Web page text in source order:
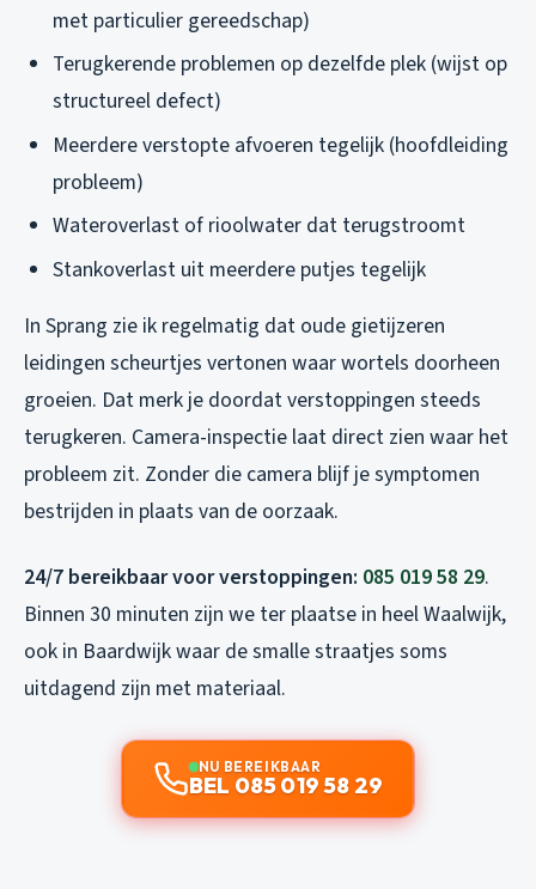
met particulier gereedschap)
Terugkerende problemen op dezelfde plek (wijst op
structureel defect)
Meerdere verstopte afvoeren tegelijk (hoofdleiding
probleem)
Wateroverlast of rioolwater dat terugstroomt
Stankoverlast uit meerdere putjes tegelijk
In Sprang zie ik regelmatig dat oude gietijzeren
leidingen scheurtjes vertonen waar wortels doorheen
groeien. Dat merk je doordat verstoppingen steeds
terugkeren. Camera-inspectie laat direct zien waar het
probleem zit. Zonder die camera blijf je symptomen
bestrijden in plaats van de oorzaak.
24/7 bereikbaar voor verstoppingen: 085 019 58 29.
Binnen 30 minuten zijn we ter plaatse in heel Waalwijk,
ook in Baardwijk waar de smalle straatjes soms
uitdagend zijn met materiaal.
NU BEREIKBAAR
BEL 085 019 58 29